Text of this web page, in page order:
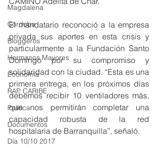
Magdalena
Córdoba
Bloggeros
Hermanos Mayores
Economía
RAP CARIBE
Política
Documentos
Día 10/10 2017
El mandatario reconoció a la empresa
privada sus aportes en esta crisis y
particularmente a la Fundación Santo
Domingo por su compromiso y
solidaridad con la ciudad. “Esta es una
primera entrega, en los próximos días
debemos recibir 10 ventiladores más,
que nos permitirán completar una
capacidad robusta de la red
hospitalaria de Barranquilla”, señaló.